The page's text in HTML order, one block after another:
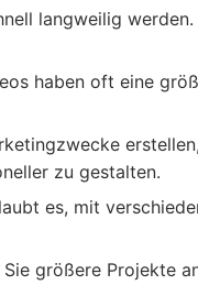
langweilig
haben oft eine
zu gestalten.
es, mit
Sie größere Projekte